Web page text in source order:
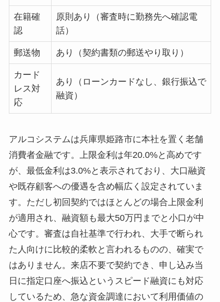
在籍確
認
原則あり（審査時に勤務先へ確認電
話）
郵送物 あり（契約書類の郵送やり取り）
カード
レス対
応
あり（ローンカードなし、銀行振込で
融資）
アルコシステムは兵庫県姫路市に本社を置く老舗
消費者金融です。上限金利は年20.0%と高めです
が、最低金利は3.0%と表示されており、大口融資
や既存顧客への優遇を含め幅広く設定されていま
す。ただし初回契約ではほとんどの場合上限金利
が適用され、融資額も最大50万円までと小口が中
心です。審査は自社基準で行われ、大手で断られ
た人向けに比較的柔軟と言われるものの、確実で
はありません。来店不要で契約でき、申し込み当
日に指定口座へ振込というスピード融資にも対応
しているため、急な資金調達において利用価値の